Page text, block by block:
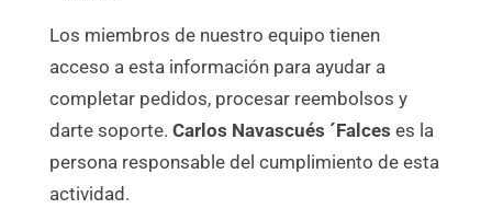
Los miembros de nuestro equipo tienen
acceso a esta información para ayudar a
completar pedidos, procesar reembolsos y
darte soporte. Carlos Navascués ´Falces es la
persona responsable del cumplimiento de esta
actividad.